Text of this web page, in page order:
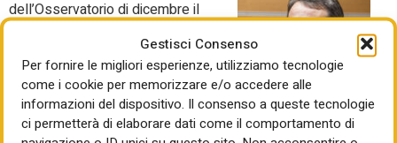
Gestisci Consenso
Per fornire le migliori esperienze, utilizziamo tecnologie
come i cookie per memorizzare e/o accedere alle
informazioni del dispositivo. Il consenso a queste tecnologie
ci permetterà di elaborare dati come il comportamento di
Giorgio Lupoi, Oice
dell’Osservatorio di dicembre il
Lupoi: “Purtroppo fin da giugno
avevamo previsto che saremmo
andati sotto i due miliardi e così è
stato, nonostante le
amministrazioni abbiano svuotato i